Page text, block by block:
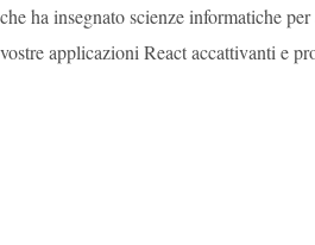
ha insegnato scienze informatiche
applicazioni React accattivanti e